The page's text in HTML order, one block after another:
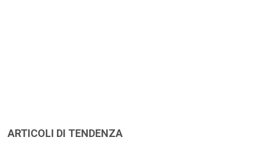
ARTICOLI DI TENDENZA